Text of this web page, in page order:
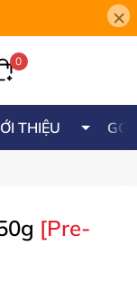
×
0
THIỆU
[Pre-